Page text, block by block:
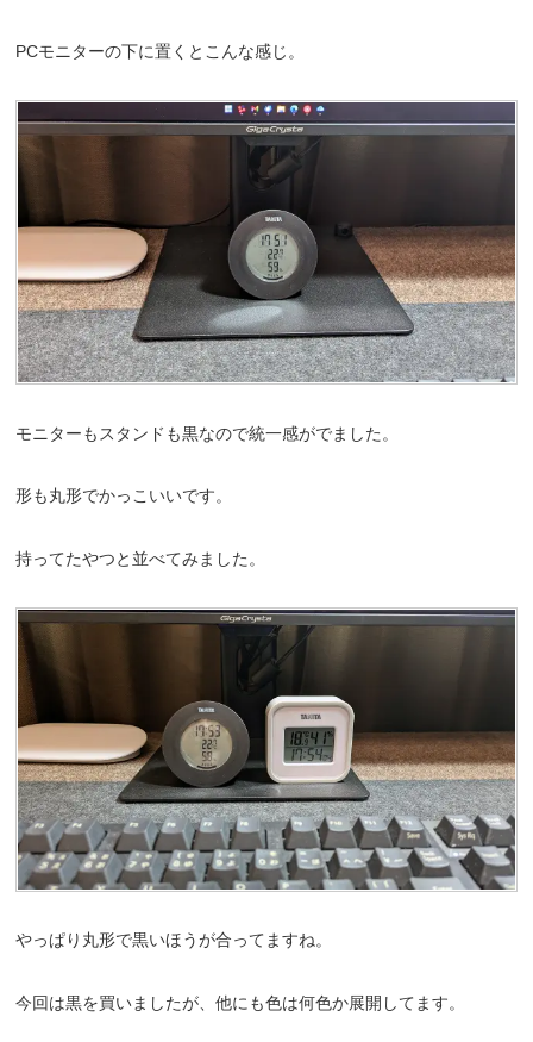
PCモニターの下に置くとこんな感じ。
モニターもスタンドも黒なので統一感がでました。
形も丸形でかっこいいです。
持ってたやつと並べてみました。
やっぱり丸形で黒いほうが合ってますね。
今回は黒を買いましたが、他にも色は何色か展開してます。